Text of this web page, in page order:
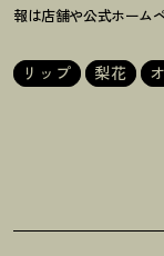
報は店舗や公式ホーム
リップ 梨花